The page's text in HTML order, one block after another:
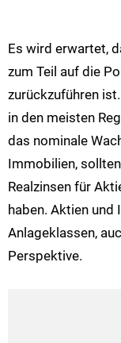
Es wird erwartet,
zum Teil auf die
zurückzuführen
in den meisten
das nominale
Immobilien,
Realzinsen für
haben. Aktien
Anlageklassen,
Perspektive.